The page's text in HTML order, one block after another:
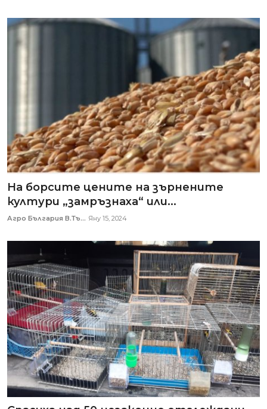
На борсите цените на зърнените
култури „замръзнаха“ или...
Агро България В.Тъ... Яну 15, 2024